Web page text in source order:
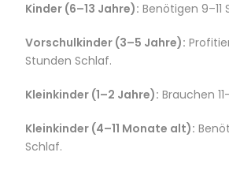
Kinder (6–13 Jahre): Benötigen
Vorschulkinder (3–5 Jahre):
Stunden Schlaf.
Kleinkinder (1–2 Jahre): Brauchen
Kleinkinder (4–11 Monate alt):
Schlaf.